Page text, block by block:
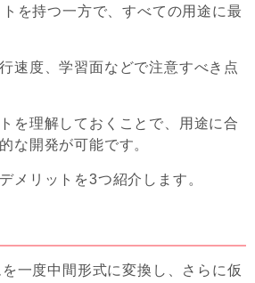
を持つ一方で、すべての用途に最
速度、学習面などで注意すべき点
を理解しておくことで、用途に合
な開発が可能です。
メリットを3つ紹介します。
一度中間形式に変換し、さらに仮